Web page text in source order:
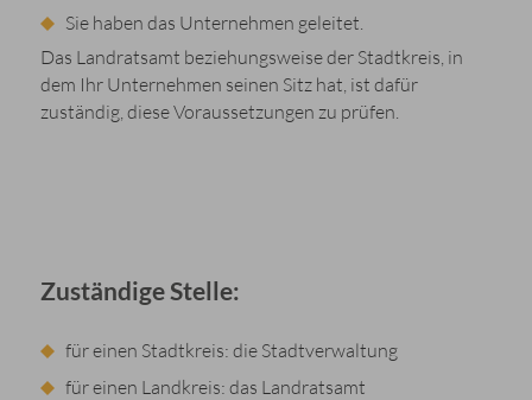
Sie haben das Unternehmen geleitet.
Das Landratsamt beziehungsweise der Stadtkreis, in
dem Ihr Unternehmen seinen Sitz hat, ist dafür
zuständig, diese Voraussetzungen zu prüfen.
Zuständige Stelle:
für einen Stadtkreis: die Stadtverwaltung
für einen Landkreis: das Landratsamt